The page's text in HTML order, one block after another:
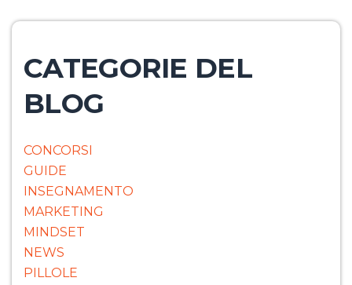
CATEGORIE DEL
BLOG
CONCORSI
GUIDE
INSEGNAMENTO
MARKETING
MINDSET
NEWS
PILLOLE